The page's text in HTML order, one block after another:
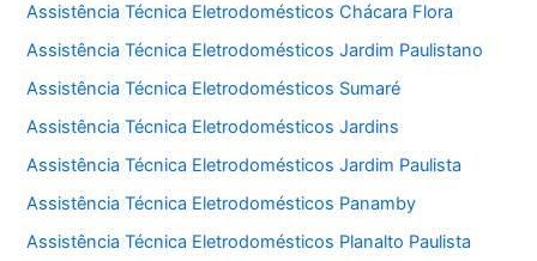
Assistência Técnica Eletrodomésticos Chácara Flora
Assistência Técnica Eletrodomésticos Jardim Paulistano
Assistência Técnica Eletrodomésticos Sumaré
Assistência Técnica Eletrodomésticos Jardins
Assistência Técnica Eletrodomésticos Jardim Paulista
Assistência Técnica Eletrodomésticos Panamby
Assistência Técnica Eletrodomésticos Planalto Paulista